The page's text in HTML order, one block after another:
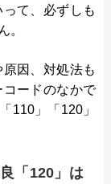
て、必ずしも
。
因、対処法も
ードのなかで
110」「120」
「120」は